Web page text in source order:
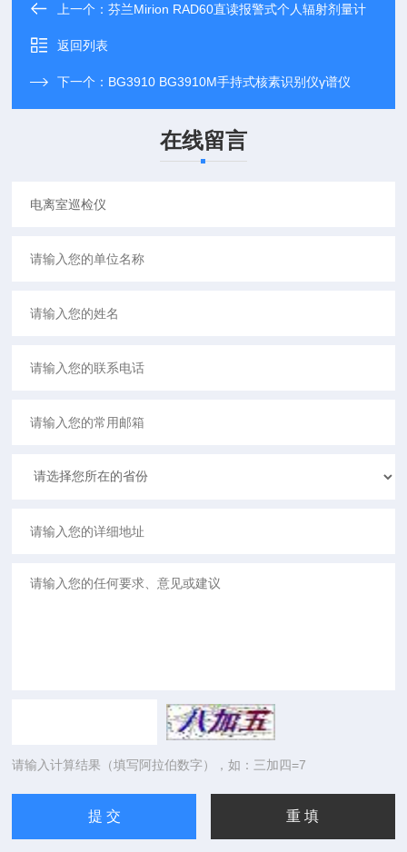
上一个：芬兰Mirion RAD60直读报警式个人辐射剂量计
返回列表
下一个： BG3910 BG3910M手持式核素识别仪γ谱仪
在线留言
请输入计算结果（填写阿拉伯数字），如：三加四=7